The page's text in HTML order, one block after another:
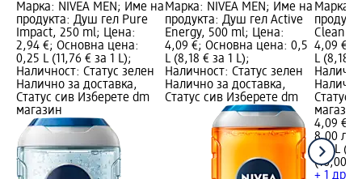
Марка: NIVEA MEN; Име на
продукта: Душ гел Pure
Impact, 250 ml; Цена:
2,94 €; Основна цена:
0,25 L (11,76 € за 1 L);
Наличност: Статус зелен
Налично за доставка,
Статус сив Изберете dm
магазин
Марка: NIVEA MEN; Име на
продукта: Душ гел Active
Energy, 500 ml; Цена:
4,09 €; Основна цена: 0,5
L (8,18 € за 1 L);
Наличност: Статус зелен
Налично за доставка,
Статус сив Изберете dm
Марка:
Clean
4,09 €;
L (8,18 €
Статус
магазин
4,09 €
8,00 лв.
0,5 L
(16,00
+ 1 друг